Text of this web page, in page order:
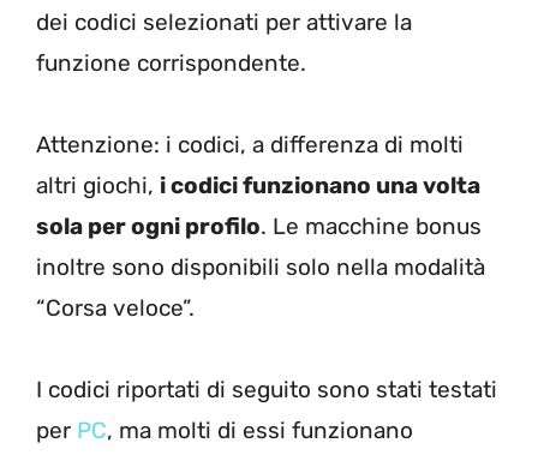
dei codici selezionati per attivare la
funzione corrispondente.
Attenzione: i codici, a differenza di molti
altri giochi, i codici funzionano una volta
sola per ogni profilo. Le macchine bonus
inoltre sono disponibili solo nella modalità
“Corsa veloce”.
I codici riportati di seguito sono stati testati
per PC, ma molti di essi funzionano